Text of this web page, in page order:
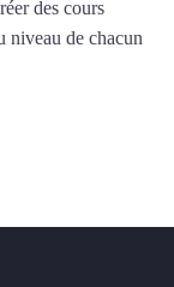
des cours
niveau de chacun